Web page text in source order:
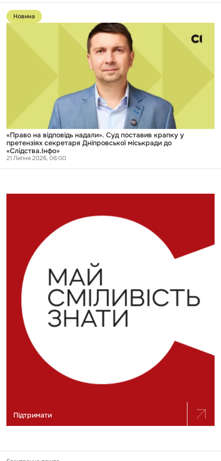
Перейти
до
публікації
«Слідства.Інфо»
Новина
«Право на відповідь надали». Суд поставив крапку у
претензіях секретаря Дніпровської міськради до
«Слідства.Інфо»
21 Липня 2026, 06:00
Підтримати